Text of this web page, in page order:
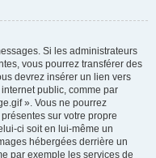
Si les administrateurs
vous pourrez transférer des
devrez insérer un lien vers
public, comme par
». Vous ne pourrez
sur votre propre
ci soit en lui-même un
hébergées derrière un
par exemple les services de